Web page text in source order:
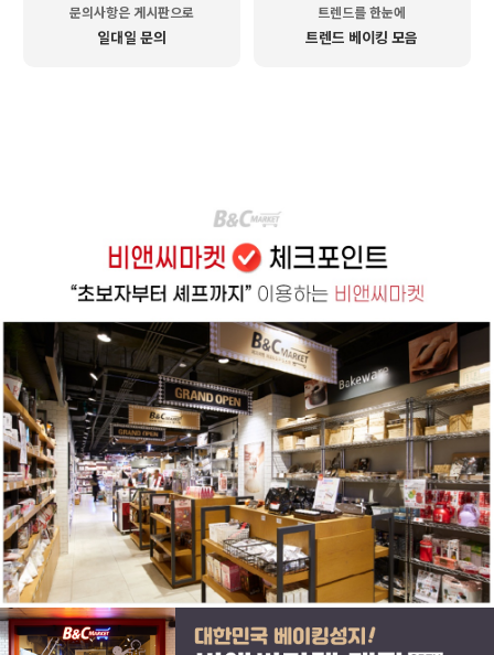
문의사항은 게시판으로
일대일 문의
트렌드를 한눈에
트렌드 베이킹 모음